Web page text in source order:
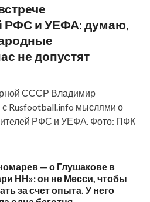
РФС и УЕФА: думаю,
не допустят
СССР Владимир
Rusfootball.info мыслями о
РФС и УЕФА. Фото: ПФК
— о Глушакове в
НН»: он не Месси, чтобы
за счет опыта. У него